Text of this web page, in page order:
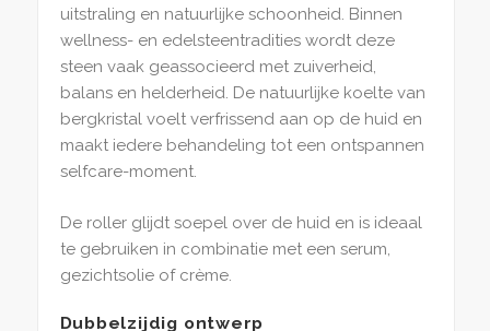
uitstraling en natuurlijke schoonheid. Binnen
wellness- en edelsteentradities wordt deze
steen vaak geassocieerd met zuiverheid,
balans en helderheid. De natuurlijke koelte van
bergkristal voelt verfrissend aan op de huid en
maakt iedere behandeling tot een ontspannen
selfcare-moment.
De roller glijdt soepel over de huid en is ideaal
te gebruiken in combinatie met een serum,
gezichtsolie of crème.
Dubbelzijdig ontwerp